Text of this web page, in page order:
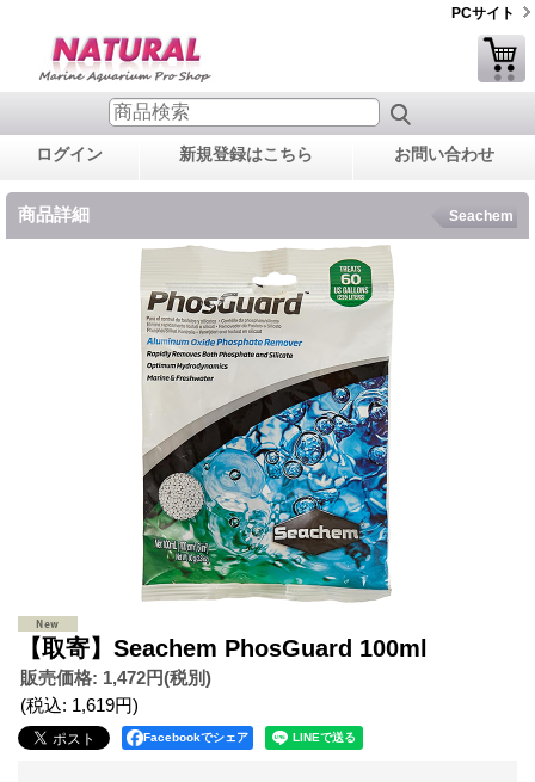
PCサイト
ログイン 新規登録はこちら お問い合わせ
商品詳細 Seachem
【取寄】Seachem PhosGuard 100ml
販売価格: 1,472円(税別)
(税込: 1,619円)
Facebookでシェア